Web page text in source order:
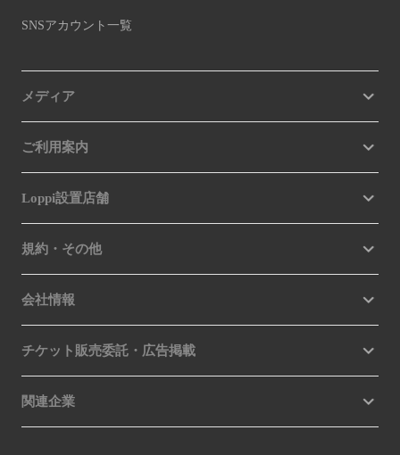
SNSアカウント一覧
メディア
ご利用案内
Loppi設置店舗
規約・その他
会社情報
チケット販売委託・広告掲載
関連企業